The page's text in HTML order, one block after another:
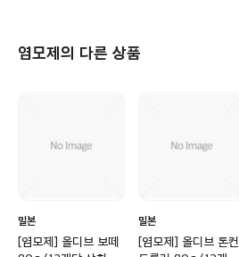
염모제의 다른 상품
밀본
[염모제] 올디브 보떼
밀본
[염모제] 올디브 톤컨